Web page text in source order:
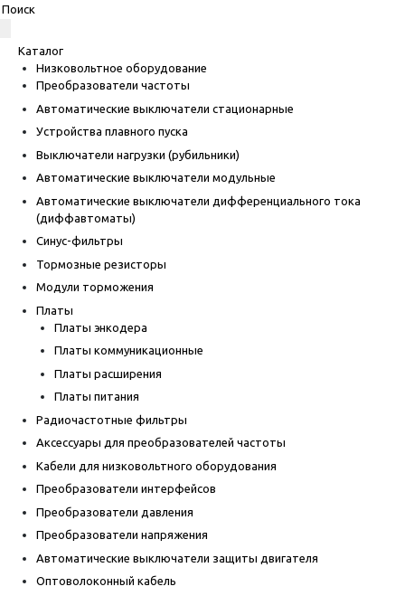
Каталог
Низковольтное оборудование
Преобразователи частоты
Автоматические выключатели стационарные
Устройства плавного пуска
Выключатели нагрузки (рубильники)
Автоматические выключатели модульные
Автоматические выключатели дифференциального тока
(диффавтоматы)
Синус-фильтры
Тормозные резисторы
Модули торможения
Платы
Платы энкодера
Платы коммуникационные
Платы расширения
Платы питания
Радиочастотные фильтры
Аксессуары для преобразователей частоты
Кабели для низковольтного оборудования
Преобразователи интерфейсов
Преобразователи давления
Преобразователи напряжения
Автоматические выключатели защиты двигателя
Оптоволоконный кабель